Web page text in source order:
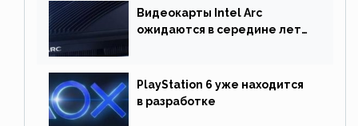
Видеокарты Intel Arc
ожидаются в середине лета.
PlayStation 6 уже находится
в разработке